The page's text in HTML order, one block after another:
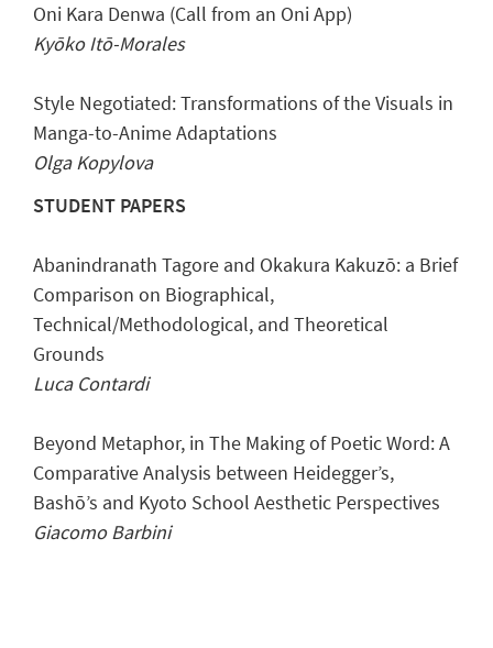
Oni Kara Denwa (Call from an Oni App)
Kyōko Itō-Morales
Style Negotiated: Transformations of the Visuals in
Manga-to-Anime Adaptations
Olga Kopylova
STUDENT PAPERS
Abanindranath Tagore and Okakura Kakuzō: a Brief
Comparison on Biographical,
Technical/Methodological, and Theoretical
Grounds
Luca Contardi
Beyond Metaphor, in The Making of Poetic Word: A
Comparative Analysis between Heidegger’s,
Bashō’s and Kyoto School Aesthetic Perspectives
Giacomo Barbini